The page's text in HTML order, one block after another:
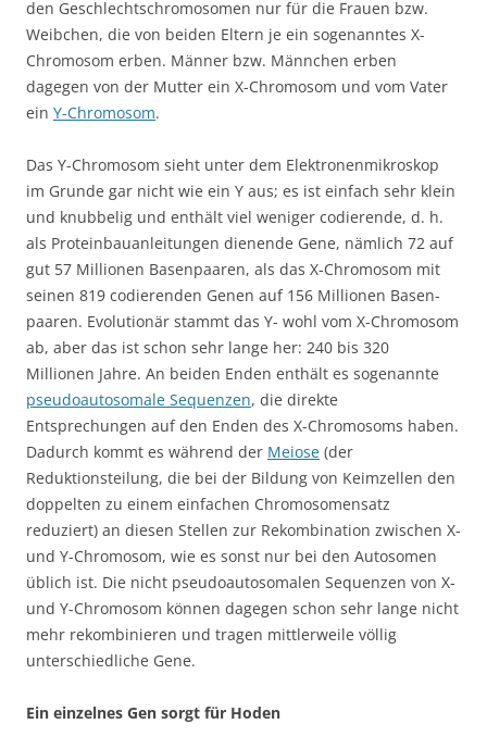
den Geschlechtschromosomen nur für die Frauen bzw.
Weibchen, die von beiden Eltern je ein sogenanntes X-
Chromosom erben. Männer bzw. Männchen erben
dagegen von der Mutter ein X-Chromosom und vom Vater
ein Y-Chromosom.
Das Y-Chromosom sieht unter dem Elektronenmikroskop
im Grunde gar nicht wie ein Y aus; es ist einfach sehr klein
und knubbelig und enthält viel weniger codierende, d. h.
als Proteinbauanleitungen dienende Gene, nämlich 72 auf
gut 57 Millionen Basenpaaren, als das X-Chromosom mit
seinen 819 codierenden Genen auf 156 Millionen Basen­
paaren. Evolutionär stammt das Y- wohl vom X-Chromosom
ab, aber das ist schon sehr lange her: 240 bis 320
Millionen Jahre. An beiden Enden enthält es sogenannte
pseudoautosomale Sequenzen, die direkte
Entsprechungen auf den Enden des X-Chromosoms haben.
Dadurch kommt es während der Meiose (der
Reduktionsteilung, die bei der Bildung von Keimzellen den
doppelten zu einem einfachen Chromosomensatz
reduziert) an diesen Stellen zur Rekombination zwischen X-
und Y-Chromosom, wie es sonst nur bei den Autosomen
üblich ist. Die nicht pseudoautosomalen Sequenzen von X-
und Y-Chromosom können dagegen schon sehr lange nicht
mehr rekombinieren und tragen mittlerweile völlig
unterschiedliche Gene.
Ein einzelnes Gen sorgt für Hoden